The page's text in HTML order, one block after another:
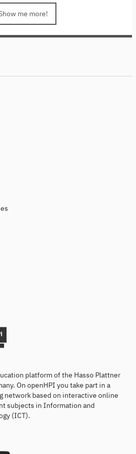
collaborative inference, we
that enhance computational
energy consumption. We will also
specifically for large
This course is part of the
Institute.
me more!
platform of the Hasso Plattner
On openHPI you take part in a
network based on interactive online
subjects in Information and
(ICT).